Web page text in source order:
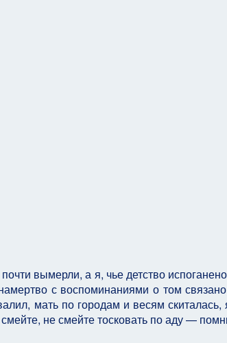
вымерли, а я, чье детство
с воспоминаниями о том
мать по городам и весям
не смейте тосковать по аду —